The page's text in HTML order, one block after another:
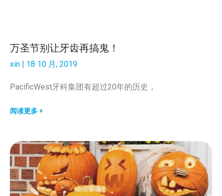
万圣节别让牙齿再搞鬼！
xin 18 10 月, 2019
PacificWest牙科集团有超过20年的历史，
阅读更多 >